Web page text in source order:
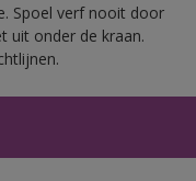
Spoel verf nooit door
uit onder de kraan.